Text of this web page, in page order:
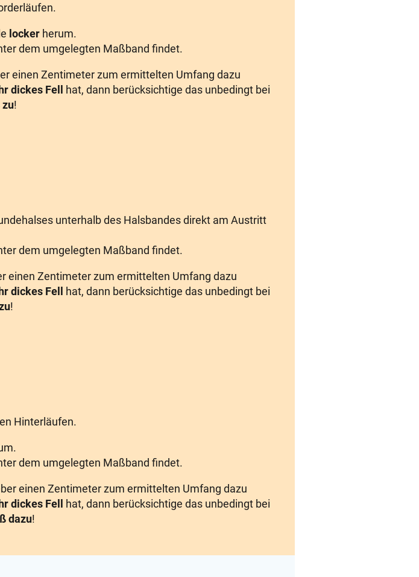
locker herum.
dem umgelegten Maßband findet.
einen Zentimeter zum ermittelten Umfang dazu
dickes Fell
hat, dann berücksichtige das unbedingt bei
zu!
unterhalb des Halsbandes direkt am Austritt
dem umgelegten Maßband findet.
einen Zentimeter zum ermittelten Umfang dazu
dickes Fell
hat, dann berücksichtige das unbedingt bei
!
Hinterläufen.
dem umgelegten Maßband findet.
einen Zentimeter zum ermittelten Umfang dazu
dickes Fell
hat, dann berücksichtige das unbedingt bei
dazu!